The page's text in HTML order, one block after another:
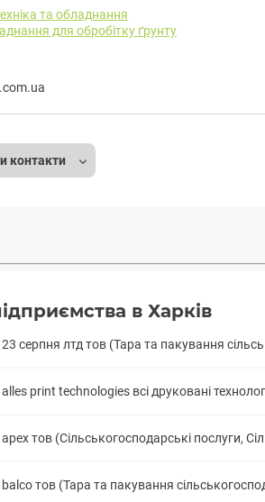
та обладнання
для обробітку ґрунту
контакти
в Харків
серпня лтд тов (Тара та пакування
print technologies всі друковані
тов (Сільськогосподарські послуги,
тов (Тара та пакування